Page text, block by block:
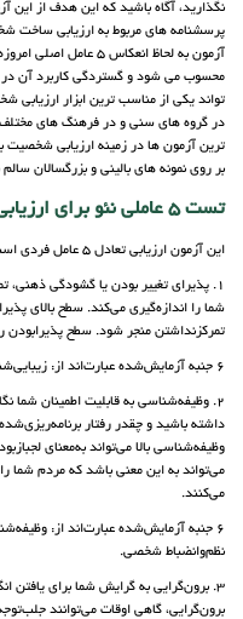
پرسشنامه های مربوط به ارزیابی ساخت
آزمون به لحاظ انعکاس
محسوب می شود و گستردگی کاربرد آن در
تواند یکی از مناسب ترین ابزار
در گروه های سنی و در فرهنگ های
بر روی نمونه های بالینی و بزرگسالان
تست 5 عاملی نئو برای ارزیابی چه چیزهایی انجام می‌شود؟
این آزمون ارزیابی تعادل 5 عامل فردی است که شخصیت شما را تشکیل می‌دهند.
1. پذیرای تغییر بودن یا گشودگی ذهنی،
شما را اندازه‌گیری می‌کند. سطح بالای
تمرکزنداشتن منجر شود. سطح پذیرابودن
6 جنبه آزمایش‌شده عبارت‌اند از: زیبایی‌شناسی، احساسات، تخیل، کنش‌ها، ارزش‌ها و ایده‌ها.
2. وظیفه‌شناسی به قابلیت اطمینان شما
داشته باشید و چقدر رفتار
وظیفه‌‌شناسی بالا می‌تواند به‌معنای
می‌تواند به این معنی باشد که مردم شما
می‌کنند.
6 جنبه آزمایش‌شده عبارت‌اند از:
نظم‌وانضباط شخصی.
3. برون‌گرایی به گرایش شما برای یافتن
برون‌گرایی، گاهی اوقات می‌توانند